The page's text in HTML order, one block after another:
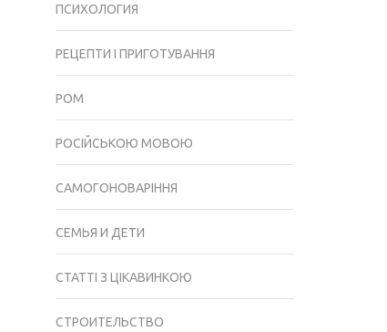
КРАЩОЇ
ПОДАЧІ
НАПОЮ!
ПСИХОЛОГИЯ
РЕЦЕПТИ І ПРИГОТУВАННЯ
РОМ
РОСІЙСЬКОЮ МОВОЮ
САМОГОНОВАРІННЯ
СЕМЬЯ И ДЕТИ
СТАТТІ З ЦІКАВИНКОЮ
СТРОИТЕЛЬСТВО